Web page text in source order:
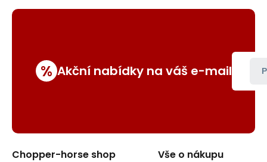
% Akční nabídky na váš e-mail
Chopper-horse shop Vše o nákupu